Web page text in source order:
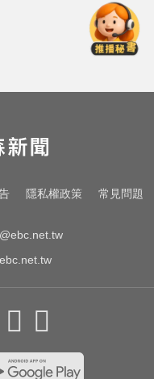
寧自曝半
肌兩大救
次來台開
隱私權政策 常見問題